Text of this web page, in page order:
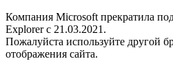
Компания Microsoft прекратила
Explorer c 21.03.2021.
Пожалуйста используйте другой
отображения сайта.